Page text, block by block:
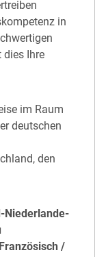
in
dies Ihre
im Raum
deutschen
den
Niederlande-
/